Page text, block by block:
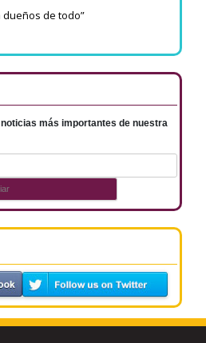
dueños de todo”
más importantes de nuestra